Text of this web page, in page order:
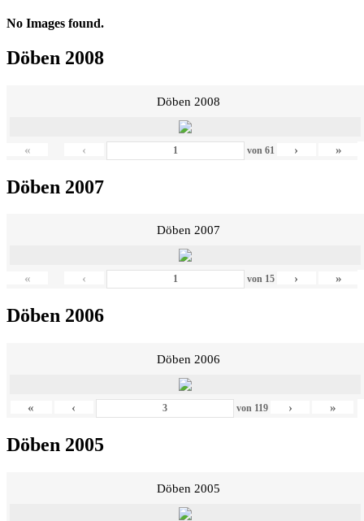
No Images found.
Döben 2008
Döben 2008
« ‹ von 61 › »
Döben 2007
Döben 2007
« ‹ von 15 › »
Döben 2006
Döben 2006
« ‹ von 119 › »
Döben 2005
Döben 2005